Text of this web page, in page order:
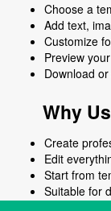
Choose a
Add text,
Customize
Preview
Download
Why
Create
Edit
Start from
Suitable for